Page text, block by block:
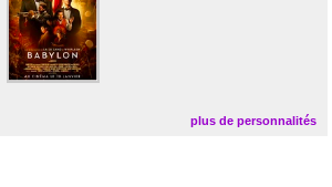
plus de personnalités